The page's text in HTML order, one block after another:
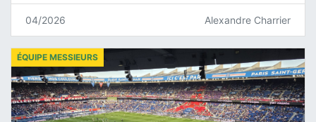
04/2026 Alexandre Charrier
ÉQUIPE MESSIEURS